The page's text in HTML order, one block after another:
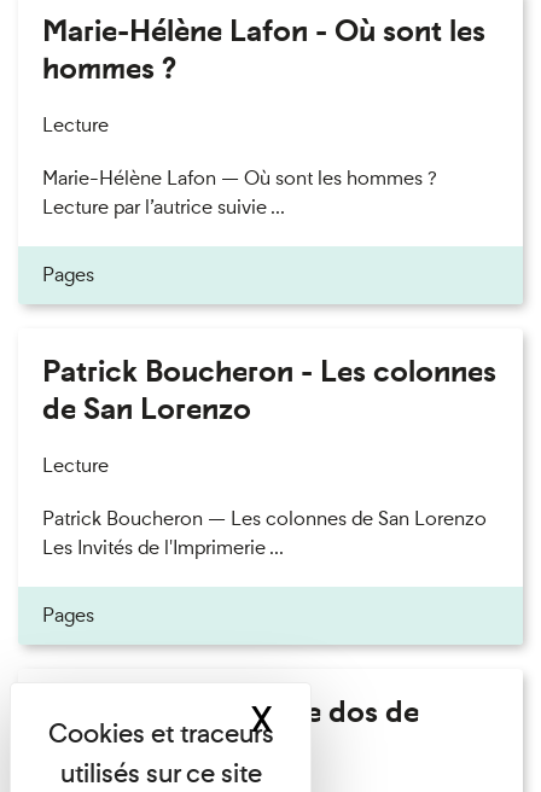
Marie-Hélène Lafon - Où sont les
hommes ?
Lecture
Marie-Hélène Lafon — Où sont les hommes ?
Lecture par l’autrice suivie ...
Pages
Patrick Boucheron - Les colonnes
de San Lorenzo
Lecture
Patrick Boucheron — Les colonnes de San Lorenzo
Les Invités de l'Imprimerie ...
Pages
Philippe Artières - Le dos de
l'histoire
XMasquer le